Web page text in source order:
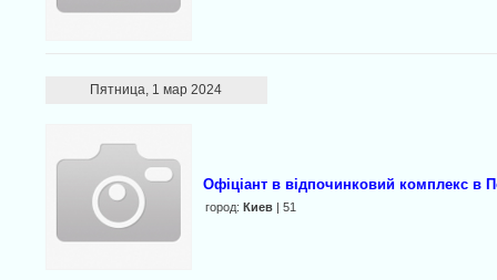
Пятница, 1 мар 2024
Офіціант в відпочинковий комплекс в
город: Киев| 51